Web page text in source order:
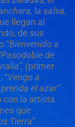
la salsa,
llegan al
de sus
“Bienvenido a
Pasodoble de
(primer
“Vengo a
el azar”
con la artista
que
Tierra”